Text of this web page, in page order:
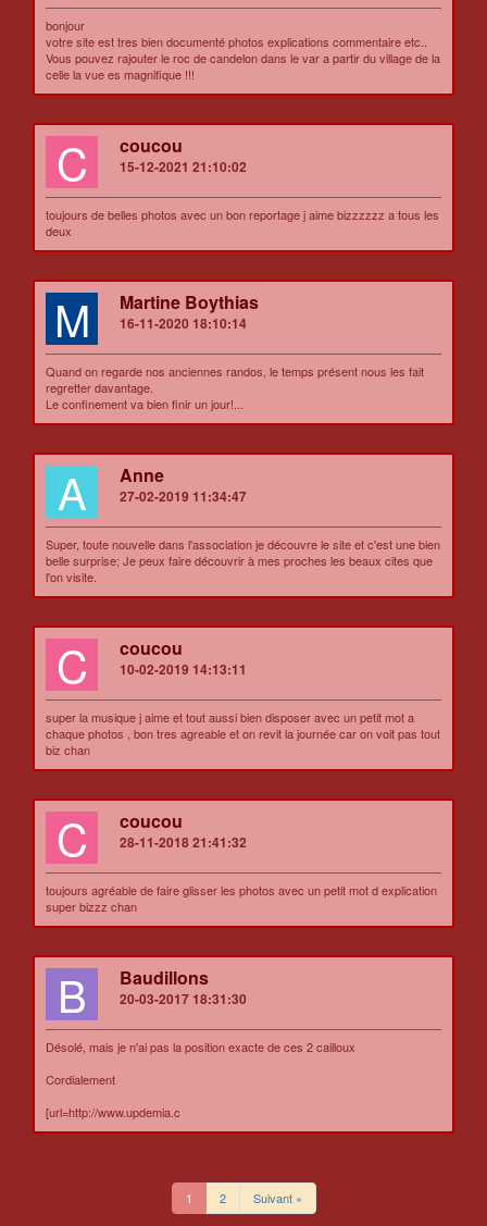
bonjour
votre site est tres bien documenté photos explications commentaire etc..
Vous pouvez rajouter le roc de candelon dans le var a partir du village de la
celle la vue es magnifique !!!
C coucou
15-12-2021 21:10:02
toujours de belles photos avec un bon reportage j aime bizzzzzz a tous les
deux
M Martine Boythias
16-11-2020 18:10:14
Quand on regarde nos anciennes randos, le temps présent nous les fait
regretter davantage.
Le confinement va bien finir un jour!...
A Anne
27-02-2019 11:34:47
Super, toute nouvelle dans l'association je découvre le site et c'est une bien
belle surprise; Je peux faire découvrir à mes proches les beaux cites que
l'on visite.
C coucou
10-02-2019 14:13:11
super la musique j aime et tout aussi bien disposer avec un petit mot a
chaque photos , bon tres agreable et on revit la journée car on voit pas tout
biz chan
C coucou
28-11-2018 21:41:32
toujours agréable de faire glisser les photos avec un petit mot d explication
super bizzz chan
B Baudillons
20-03-2017 18:31:30
Désolé, mais je n'ai pas la position exacte de ces 2 cailloux
Cordialement
[url=http://www.updemia.c
1 2 Suivant »